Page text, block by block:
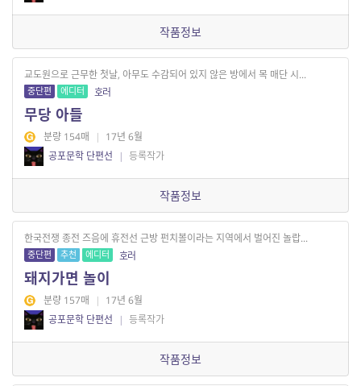
작품정보
교도원으로 근무한 첫날, 아무도 수감되어 있지 않은 방에서 목 매단 시...
중단편 에디터 호러
무당 아들
분량 154매 | 17년 6월
공포문학 단편선
| 등록작가
작품정보
한국전쟁 종전 즈음에 휴전선 근방 펀치볼이라는 지역에서 벌어진 놀랍...
중단편 추천 에디터 호러
돼지가면 놀이
분량 157매 | 17년 6월
공포문학 단편선
| 등록작가
작품정보